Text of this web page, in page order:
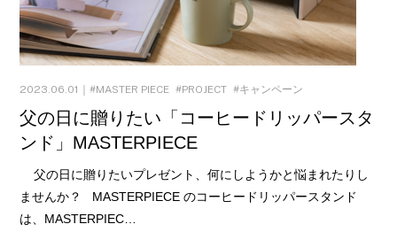
2023.06.01｜ MASTER PIECE PROJECT キャンペーン
父の日に贈りたい「コーヒードリッパースタ
ンド」MASTERPIECE
父の日に贈りたいプレゼント、何にしようかと悩まれたりし
ませんか？ MASTERPIECE のコーヒードリッパースタンド
は、MASTERPIEC…